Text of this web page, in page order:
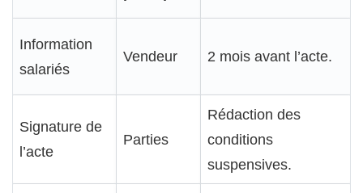
Information
salariés
Vendeur 2 mois avant l’acte.
Signature de
l’acte
Parties
Rédaction des
conditions
suspensives.